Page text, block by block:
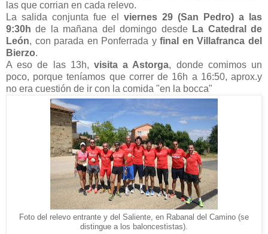
las que corrian en cada relevo.
La salida conjunta fue el viernes 29 (San Pedro) a las
9:30h de la mañana del domingo desde La Catedral de
León, con parada en Ponferrada yfinal en Villafranca del
Bierzo.
A eso de las 13h, visita a Astorga, donde comimos un
poco, porque teníamos que correr de 16h a 16:50, aprox.y
no era cuestión de ir con la comida "en la bocca"
Foto del relevo entrante y del Saliente, en Rabanal del Camino (se
distingue a los baloncestistas).